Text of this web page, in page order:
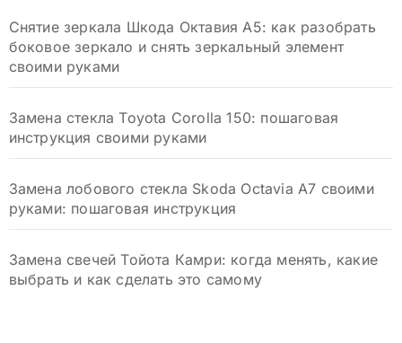
Снятие зеркала Шкода Октавия А5: как разобрать
боковое зеркало и снять зеркальный элемент
своими руками
Замена стекла Toyota Corolla 150: пошаговая
инструкция своими руками
Замена лобового стекла Skoda Octavia A7 своими
руками: пошаговая инструкция
Замена свечей Тойота Камри: когда менять, какие
выбрать и как сделать это самому